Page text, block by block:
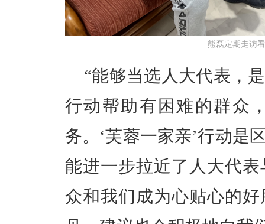
熊磊定期走访
“能够当选人大代表，
行动帮助有困难的群众
务。‘芙蓉一家亲’行动是
能进一步拉近了人大代
众和我们成为心贴心的